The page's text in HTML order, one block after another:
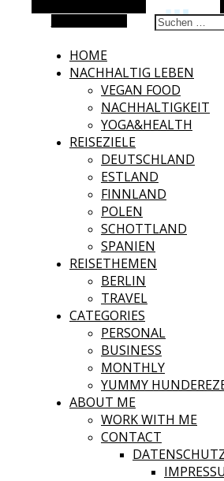
HOME
NACHHALTIG LEBEN
VEGAN FOOD
NACHHALTIGKEIT
YOGA&HEALTH
REISEZIELE
DEUTSCHLAND
ESTLAND
FINNLAND
POLEN
SCHOTTLAND
SPANIEN
REISETHEMEN
BERLIN
TRAVEL
CATEGORIES
PERSONAL
BUSINESS
MONTHLY
YUMMY
ABOUT ME
WORK WITH ME
CONTACT